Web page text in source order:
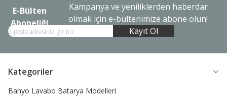
E-Bülten
Aboneliği
Kampanya ve yeniliklerden haberdar
olmak için e-bültenimize abone olun!
Kayıt Ol
Kategoriler
Banyo Lavabo Batarya Modelleri